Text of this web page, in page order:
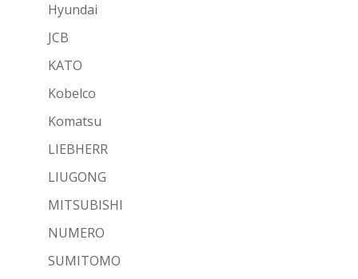
Hyundai
JCB
KATO
Kobelco
Komatsu
LIEBHERR
LIUGONG
MITSUBISHI
NUMERO
SUMITOMO